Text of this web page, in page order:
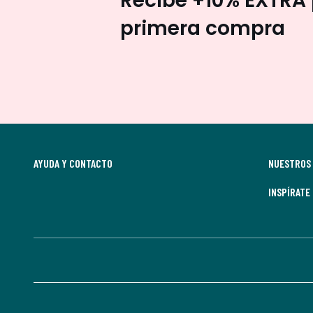
primera compra
AYUDA Y CONTACTO
INSPÍRATE